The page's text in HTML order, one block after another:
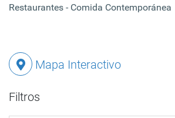
Restaurantes - Comida Contemporánea
Mapa Interactivo
Filtros